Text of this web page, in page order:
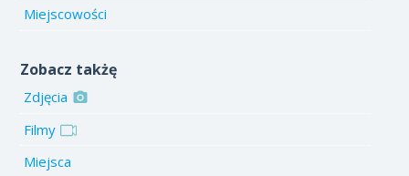
Miejscowości
Zobacz takżę
Zdjęcia
Filmy
Miejsca